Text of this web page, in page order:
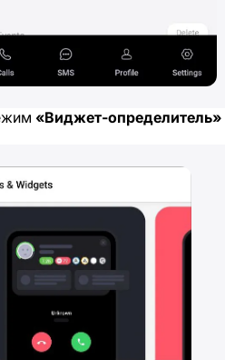
«Виджет-определитель»